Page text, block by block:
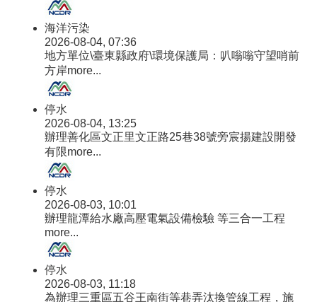
海洋污染
2026-08-04, 07:36
地方單位\臺東縣政府\環境保護局：叭嗡嗡守望哨前
方岸more...
停水
2026-08-04, 13:25
辦理善化區文正里文正路25巷38號旁宸揚建設開發
有限more...
停水
2026-08-03, 10:01
辦理龍潭給水廠高壓電氣設備檢驗 等三合一工程
more...
停水
2026-08-03, 11:18
為辦理三重區五谷王南街等巷弄汰換管線工程，施